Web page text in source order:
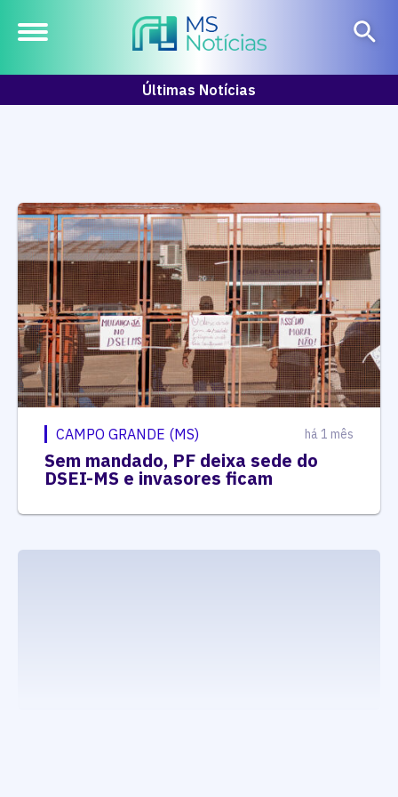
Últimas Notícias
CAMPO GRANDE (MS) há 1 mês
Sem mandado, PF deixa sede do
DSEI-MS e invasores ficam